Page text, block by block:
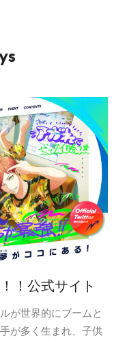
！公式サイト
が世界的にブームと
が多く生まれ、子供